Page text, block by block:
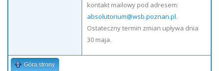
kontakt mailowy pod adresem:
absolutorium@wsb.poznan.pl.
Ostateczny termin zmian upływa dnia
30 maja.
Góra strony